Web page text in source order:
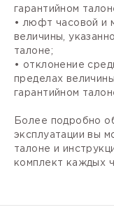
гарантийном
• люфт часовой и
величины,
талоне;
• отклонение
пределах
гарантийном
Более подробно
эксплуатации вы
талоне и
комплект каждых